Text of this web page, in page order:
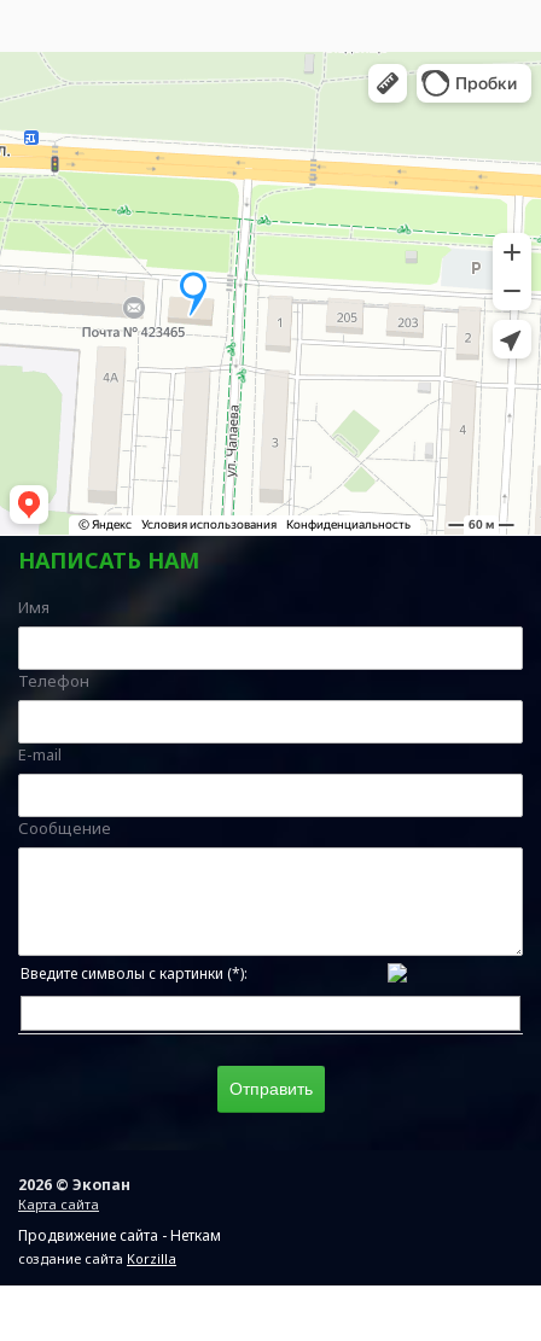
НАПИСАТЬ НАМ
Имя
Телефон
E-mail
Сообщение
Введите символы с картинки (*):
2026 © Экопан
Карта сайта
Продвижение сайта - Неткам
создание сайта Korzilla